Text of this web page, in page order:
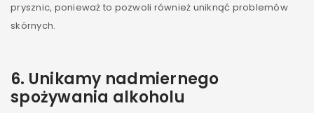
prysznic, ponieważ to pozwoli również uniknąć problemów
skórnych.
6. Unikamy nadmiernego
spożywania alkoholu